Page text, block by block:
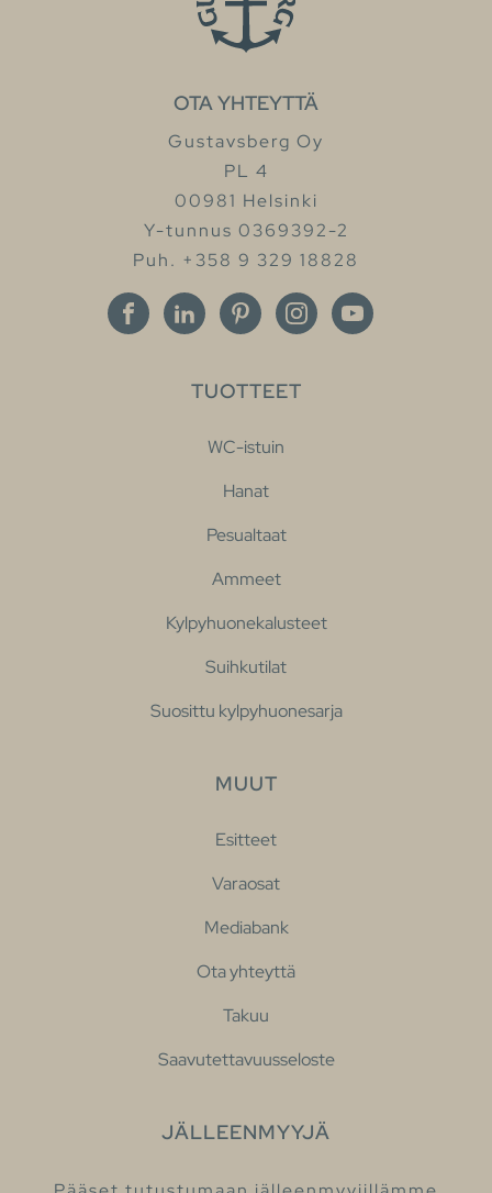
OTA YHTEYTTÄ
Gustavsberg Oy
PL 4
00981 Helsinki
Y-tunnus 0369392-2
Puh. +358 9 329 18828
TUOTTEET
WC-istuin
Hanat
Pesualtaat
Ammeet
Kylpyhuonekalusteet
Suihkutilat
Suosittu kylpyhuonesarja
MUUT
Esitteet
Varaosat
Mediabank
Ota yhteyttä
Takuu
Saavutettavuusseloste
JÄLLEENMYYJÄ